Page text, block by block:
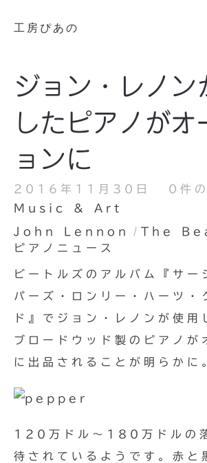
工房ぴあの
ジョン・レノン
したピアノがオ
ョンに
2016年11月30日
0件
Music & Art
John Lennon
The
ピアノニュース
ビートルズのアルバム『サー
パーズ・ロンリー・ハーツ・
ド』でジョン・レノンが使用
ブロードウッド製のピアノが
に出品されることが明らかに
120万ドル〜180万ドルの
待されているようです。赤と